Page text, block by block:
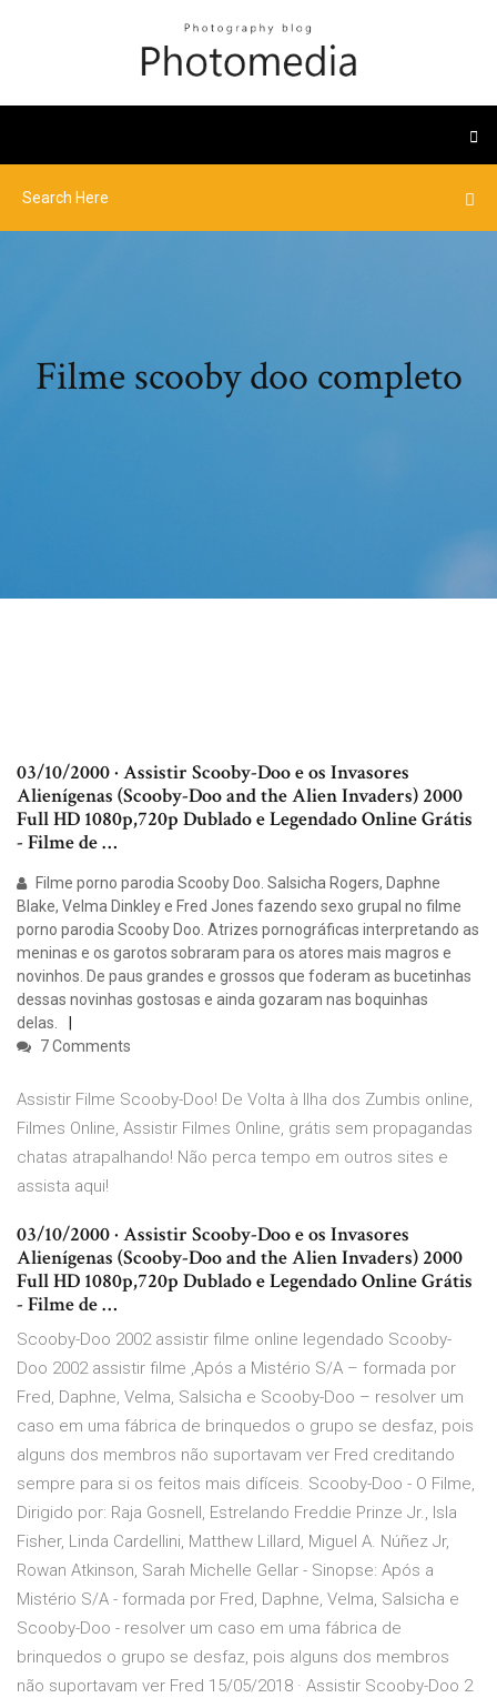
Filme scooby doo completo
03/10/2000 · Assistir Scooby-Doo e os Invasores
Alienígenas (Scooby-Doo and the Alien Invaders) 2000
Full HD 1080p,720p Dublado e Legendado Online Grátis
- Filme de …
Filme porno parodia Scooby Doo. Salsicha Rogers, Daphne
Blake, Velma Dinkley e Fred Jones fazendo sexo grupal no filme
porno parodia Scooby Doo. Atrizes pornográficas interpretando as
meninas e os garotos sobraram para os atores mais magros e
novinhos. De paus grandes e grossos que foderam as bucetinhas
dessas novinhas gostosas e ainda gozaram nas boquinhas
delas.
7 Comments
Assistir Filme Scooby-Doo! De Volta à Ilha dos Zumbis online,
Filmes Online, Assistir Filmes Online, grátis sem propagandas
chatas atrapalhando! Não perca tempo em outros sites e
assista aqui!
03/10/2000 · Assistir Scooby-Doo e os Invasores
Alienígenas (Scooby-Doo and the Alien Invaders) 2000
Full HD 1080p,720p Dublado e Legendado Online Grátis
- Filme de …
Scooby-Doo 2002 assistir filme online legendado Scooby-
Doo 2002 assistir filme ,Após a Mistério S/A – formada por
Fred, Daphne, Velma, Salsicha e Scooby-Doo – resolver um
caso em uma fábrica de brinquedos o grupo se desfaz, pois
alguns dos membros não suportavam ver Fred creditando
sempre para si os feitos mais difíceis. Scooby-Doo - O Filme,
Dirigido por: Raja Gosnell, Estrelando Freddie Prinze Jr., Isla
Fisher, Linda Cardellini, Matthew Lillard, Miguel A. Núñez Jr,
Rowan Atkinson, Sarah Michelle Gellar - Sinopse: Após a
Mistério S/A - formada por Fred, Daphne, Velma, Salsicha e
Scooby-Doo - resolver um caso em uma fábrica de
brinquedos o grupo se desfaz, pois alguns dos membros
não suportavam ver Fred 15/05/2018 · Assistir Scooby-Doo 2